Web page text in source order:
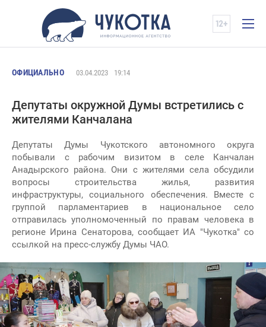
ОФИЦИАЛЬНО 03.04.2023 19:14
Депутаты окружной Думы встретились с
жителями Канчалана
Депутаты Думы Чукотского автономного округа
побывали с рабочим визитом в селе Канчалан
Анадырского района. Они с жителями села обсудили
вопросы строительства жилья, развития
инфраструктуры, социального обеспечения. Вместе с
группой парламентариев в национальное село
отправилась уполномоченный по правам человека в
регионе Ирина Сенаторова, сообщает ИА "Чукотка" со
ссылкой на пресс-службу Думы ЧАО.